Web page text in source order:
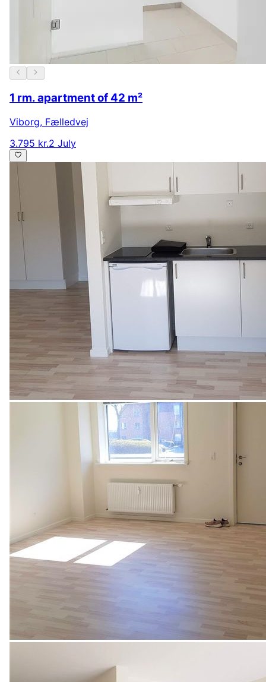
1 rm. apartment of 42 m²
Viborg, Fælledvej
3.795 kr.2 July